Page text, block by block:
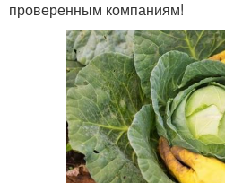
проверенным компаниям!